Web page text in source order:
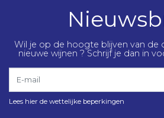
Wil je op de hoogte blijven van de
nieuwe wijnen ? Schrijf je dan in
Lees hier de wettelijke beperkingen